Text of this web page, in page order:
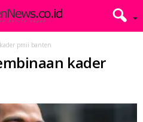
pmii banten
kader